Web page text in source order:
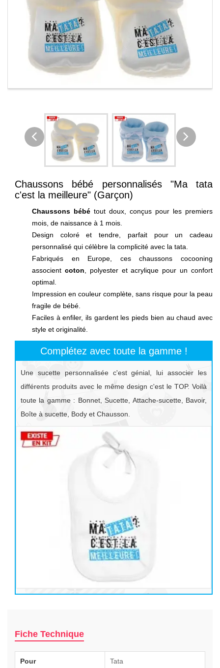
Chaussons bébé personnalisés "Ma tata
c'est la meilleure" (Garçon)
Chaussons bébé tout doux, conçus pour les premiers
mois, de naissance à 1 mois.
Design coloré et tendre, parfait pour un cadeau
personnalisé qui célèbre la complicité avec la tata.
Fabriqués en Europe, ces chaussons cocooning
associent coton , polyester et acrylique pour un confort
optimal.
Impression en couleur complète, sans risque pour la peau
fragile de bébé.
Faciles à enfiler, ils gardent les pieds bien au chaud avec
style et originalité.
Complétez avec toute la gamme !
Une sucette personnalisée c'est génial, lui associer les
différents produits avec le même design c'est le TOP. Voilà
toute la gamme : Bonnet, Sucette, Attache-sucette, Bavoir,
Boîte à sucette, Body et Chausson.
Fiche Technique
Pour Tata